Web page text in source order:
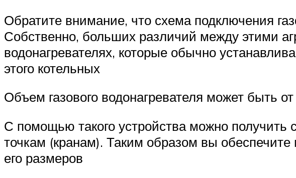
Обратите внимание, что схема подключения
Собственно, больших различий между этими
водонагревателях, которые обычно
этого котельных
Объем газового водонагревателя может быть
С помощью такого устройства можно получить
точкам (кранам). Таким образом вы
его размеров